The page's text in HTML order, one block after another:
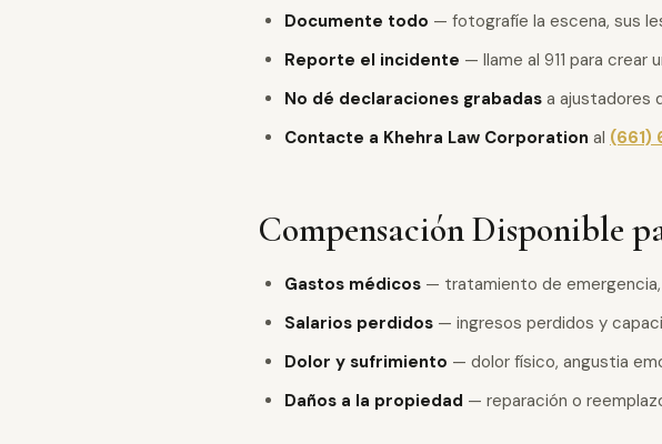
Documente todo — fotografíe la escena, sus
Reporte el incidente — llame al 911 para crear
No dé declaraciones grabadas a ajustadores
Contacte a Khehra Law Corporation al (661)
Compensación Disponible
Gastos médicos — tratamiento de
Salarios perdidos — ingresos perdidos y
Dolor y sufrimiento — dolor físico, angustia
Daños a la propiedad — reparación o